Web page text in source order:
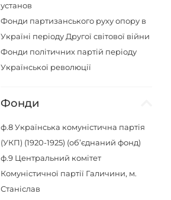
установ
Фонди партизанського руху опору в
Україні періоду Другої світової війни
Фонди політичних партій періоду
Української революції
Фонди
ф.8Українська комуністична партія
(УКП) (1920-1925) (об’єднаний фонд)
ф.9 Центральний комітет
Комуністичної партії Галичини, м.
Станіслав